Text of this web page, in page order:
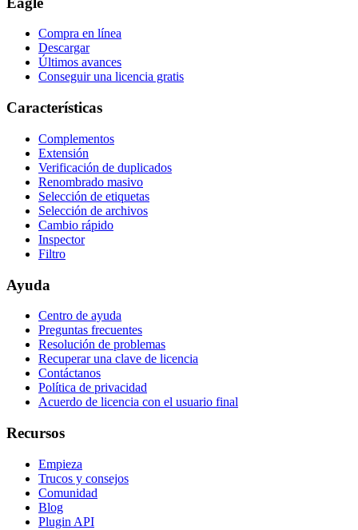
Compra en línea
Descargar
Últimos avances
Conseguir una licencia gratis
Características
Complementos
Extensión
Verificación de duplicados
Renombrado masivo
Selección de etiquetas
Selección de archivos
Cambio rápido
Inspector
Filtro
Ayuda
Centro de ayuda
Preguntas frecuentes
Resolución de problemas
Recuperar una clave de licencia
Contáctanos
Política de privacidad
Acuerdo de licencia con el usuario final
Recursos
Empieza
Trucos y consejos
Comunidad
Blog
Plugin API